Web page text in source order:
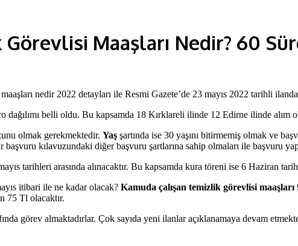
Maaşları Nedir? 60
nedir 2022 detayları ile Resmi Gazete’de 23 mayıs 2022 tarihli
dağılımı belli oldu. Bu kapsamda 18 Kırklareli ilinde 12 Edirne ilinde
olmak gerekmektedir. Yaş şartında ise 30 yaşını bitirmemiş olmak ve
başvuru kılavuzundaki diğer başvuru şartlarına sahip olmaları ile başvuru
tarihleri arasında alınacaktır. Bu kapsamda kura töreni ise 6 Haziran
itibari ile ne kadar olacak? Kamuda çalışan temizlik görevlisi maaşları
75 Tl olacaktır.
görev almaktadırlar. Çok sayıda yeni ilanlar açıklanamaya devam